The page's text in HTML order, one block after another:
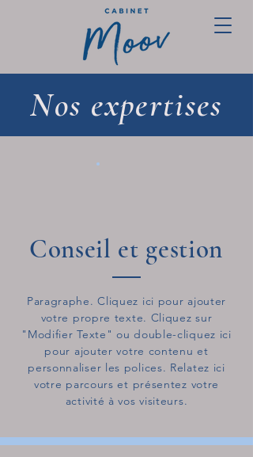
Nos expertises
Conseil et gestion
Paragraphe. Cliquez ici pour ajouter
votre propre texte. Cliquez sur
"Modifier Texte" ou double-cliquez ici
pour ajouter votre contenu et
personnaliser les polices. Relatez ici
votre parcours et présentez votre
activité à vos visiteurs.